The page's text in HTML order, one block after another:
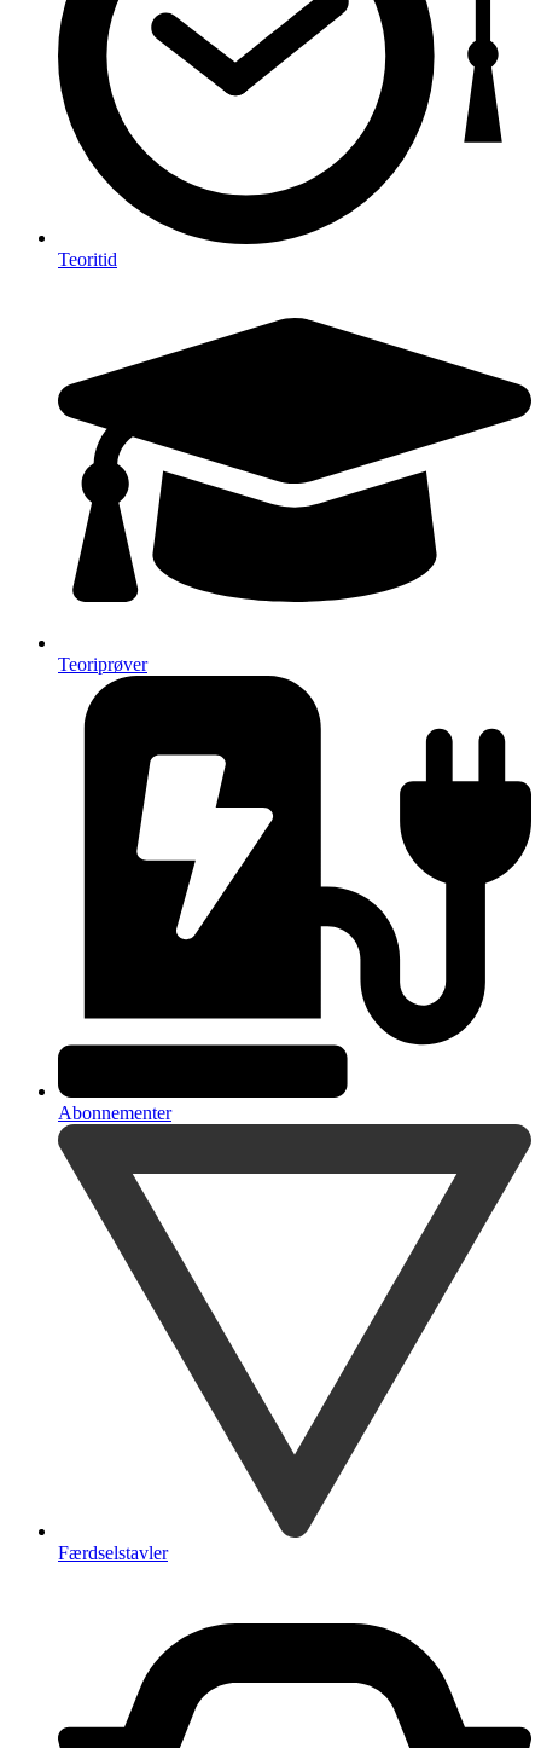
Teoritid
Teoriprøver
Abonnementer
Færdselstavler